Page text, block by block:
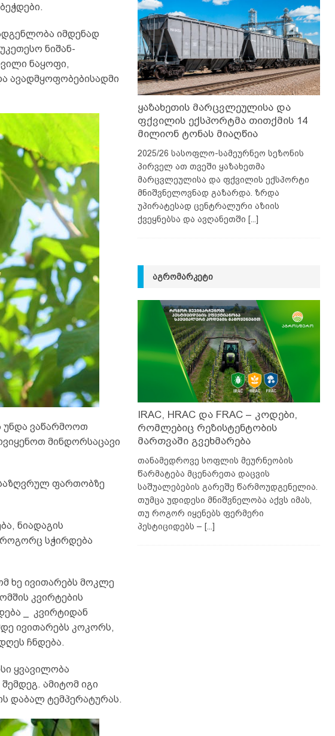
იმდენად
ნიშან-
ნაყოფი,
ავადმყოფობებისადმი
უნდა ვაწარმოოთ
მინდორსაცავი
ფართობზე
ნიადაგის
როგორც სჭირდება
ხე ივითარებს მოკლე
კვირტების
_ კვირტიდან
ივითარებს კოკორს,
ჩნდება.
ყვავილობა
ამიტომ იგი
დაბალ ტემპერატურას.
ყაზახეთის მარცვლეულისა და
ფქვილის ექსპორტმა თითქმის 14
მილიონ ტონას მიაღწია
2025/26 სასოფლო-სამეურნეო სეზონის
პირველ ათ თვეში ყაზახეთმა
მარცვლეულისა და ფქვილის ექსპორტი
მნიშვნელოვნად გაზარდა. ზრდა
უპირატესად ცენტრალური აზიის
ქვეყნებსა და ავღანეთში [...]
ᲐᲒᲠᲝᲛᲐᲠᲙᲔᲢᲘ
IRAC, HRAC და FRAC – კოდები,
რომლებიც რეზისტენტობის
მართვაში გვეხმარება
თანამედროვე სოფლის მეურნეობის
წარმატება მცენარეთა დაცვის
საშუალებების გარეშე წარმოუდგენელია.
თუმცა უდიდესი მნიშვნელობა აქვს იმას,
თუ როგორ იყენებს ფერმერი
პესტიციდებს – [...]